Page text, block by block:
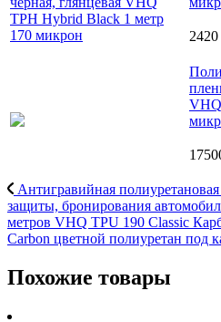
Антигравийная
защиты, бронирования
метров VHQ TPU 190 Classic
Carbon цветной полиуретан под
Похожие товары